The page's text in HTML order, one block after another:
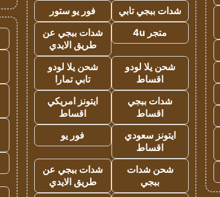
شدات ببجي تابي
فور يو ستور
متجر 4u
شدات ببجي عن
طريق الايدي
شحن يلا لودو
اقساط
شحن يلا لودو
تابي تمارا
شدات ببجي
اقساط
ايتونز امريكي
اقساط
ايتونز سعودي
اقساط
فور يو
شحن شدات
ببجي
شدات ببجي عن
طريق الايدي